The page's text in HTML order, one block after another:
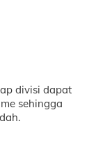
divisi dapat
sehingga